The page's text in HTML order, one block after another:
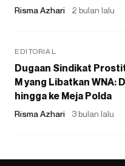
Risma Azhari 2 bulan lalu
EDITORIAL
Dugaan Sindikat
M yang Libatkan WNA:
hingga ke Meja Polda
Risma Azhari 3 bulan lalu